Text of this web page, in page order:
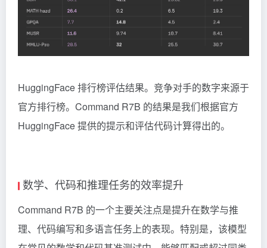
HuggingFace 排行榜评估结果。竞争对手的数字来源于
官方排行榜。Command R7B 的结果是我们根据官方
HuggingFace 提供的提示和评估代码计算得出的。
数学、代码和推理任务的效率提升
Command R7B 的一个主要关注点是提升在数学与推
理、代码编写和多语言任务上的表现。特别是，该模型